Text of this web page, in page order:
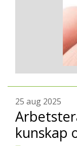
25 aug 2025
kunskap